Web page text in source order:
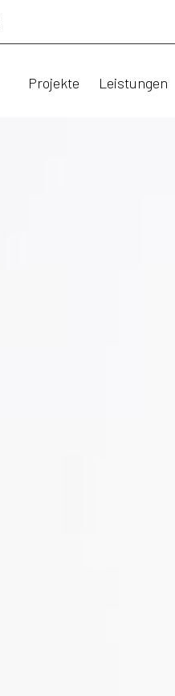
Projekte Leistungen